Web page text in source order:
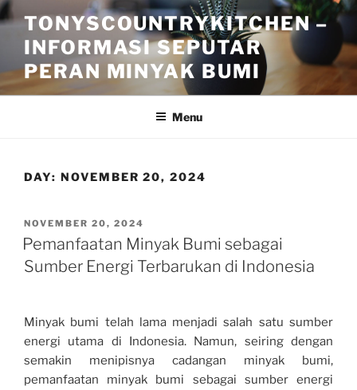
Skip
to
content
TONYSCOUNTRYKITCHEN –
INFORMASI SEPUTAR
PERAN MINYAK BUMI
Menu
DAY: NOVEMBER 20, 2024
POSTED
ON
NOVEMBER 20, 2024
Pemanfaatan Minyak Bumi sebagai
Sumber Energi Terbarukan di Indonesia
Minyak bumi telah lama menjadi salah satu sumber
energi utama di Indonesia. Namun, seiring dengan
semakin menipisnya cadangan minyak bumi,
pemanfaatan minyak bumi sebagai sumber energi